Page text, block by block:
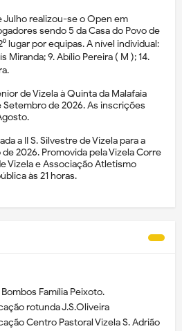
Julho realizou-se o Open em
sendo 5 da Casa do Povo de
lugar por equipas. A nível individual:
Miranda; 9. Abílio Pereira ( M ); 14.
de Vizela à Quinta da Malafaia
Setembro de 2026. As inscrições
a II S. Silvestre de Vizela para a
2026. Promovida pela Vizela Corre
Vizela e Associação Atletismo
às 21 horas.
Família Peixoto.
rotunda J.S.Oliveira
Centro Pastoral Vizela S. Adrião